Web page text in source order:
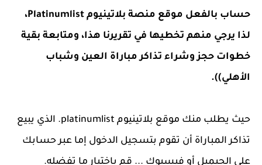
حساب بالفعل موقع منصة بلاتينيوم Platinumlist،
لذا يرجي منهم تخطيها في تقريرنا هذا، ومتابعة بقية
خطوات حجز وشراء تذاكر مباراة العين وشباب
الأهلي)).
حيث يطلب منك موقع بلاتينيوم platinumlist. الذي يبيع
تذاكر المباراة أن تقوم بتسجيل الدخول إما عبر حسابك
على الجيميل أو فيسبوك ... قم باختيار ما تفضله.